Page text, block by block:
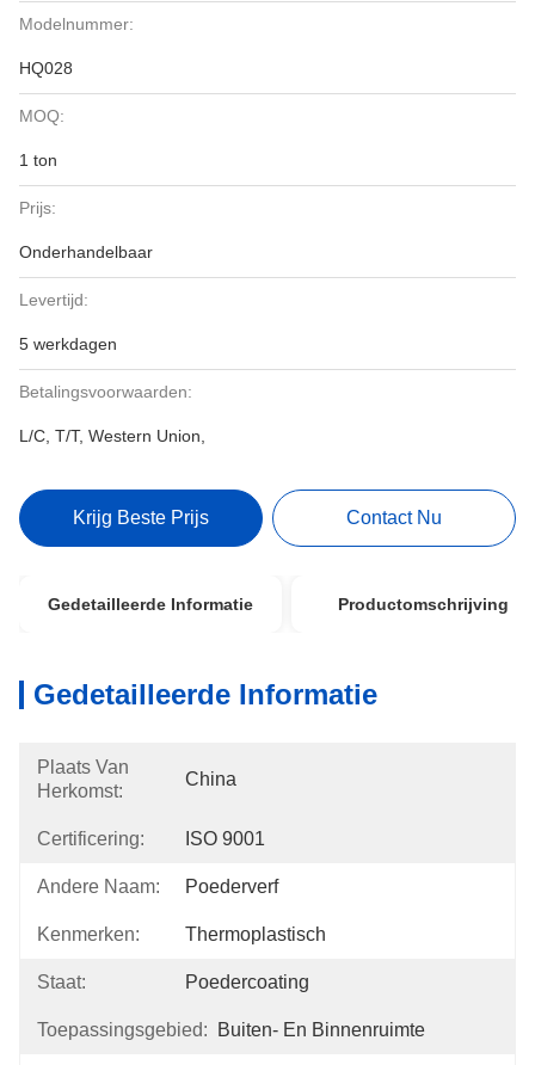
Modelnummer:
HQ028
MOQ:
1 ton
Prijs:
Onderhandelbaar
Levertijd:
5 werkdagen
Betalingsvoorwaarden:
L/C, T/T, Western Union,
Krijg Beste Prijs Contact Nu
Gedetailleerde Informatie Productomschrijving
Gedetailleerde Informatie
Plaats Van
Herkomst:
China
Certificering: ISO 9001
Andere Naam: Poederverf
Kenmerken: Thermoplastisch
Staat: Poedercoating
Toepassingsgebied: Buiten- En Binnenruimte